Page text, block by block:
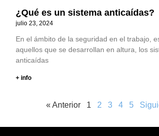
¿Qué es un sistema anticaídas?
julio 23, 2024
En el ámbito de la seguridad en el trabajo,
aquellos que se desarrollan en altura, los
anticaídas
+ info
« Anterior 1 2 3 4 5